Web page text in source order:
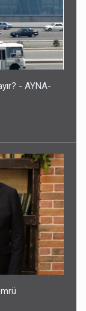
- AYNA-